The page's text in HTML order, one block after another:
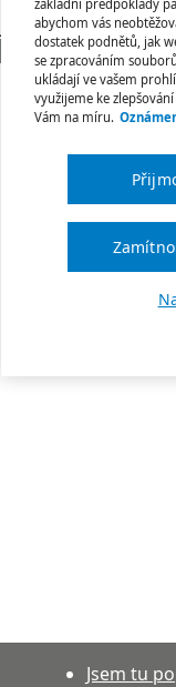
již
Jsem tu
základní předpoklady
abychom vás
dostatek podnětů, jak
se zpracováním
ukládají ve vašem
využijeme ke
Vám na míru.